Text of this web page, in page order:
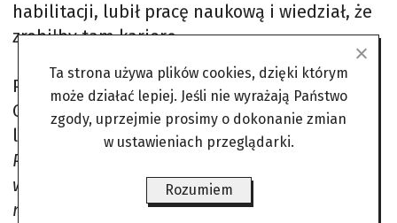
habilitacji, lubił pracę naukową i wiedział, że
zrobiłby tam karierę.
Przeważyła jednak potrzeba niezależności.
Góral nie budował firmy z chłodnej kalkulacji,
lecz z ambicji, byudowodnić światu, że my,
Polacy, mieliśmy strasznego pecha, że żyliśmy
w takim systemie, ale nie traciliśmy czasu i
możemy w wysokich technologiach
Ta strona używa plików cookies, dzięki którym
może działać lepiej. Jeśli nie wyrażają Państwo
zgody, uprzejmie prosimy o dokonanie zmian
w ustawieniach przeglądarki.
Rozumiem